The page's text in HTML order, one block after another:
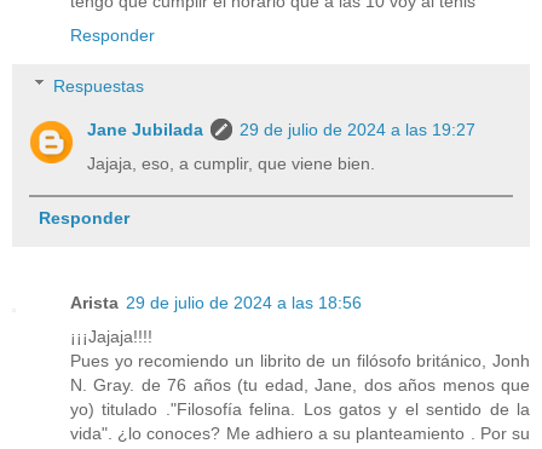
Responder
Respuestas
Jane Jubilada
29 de julio de 2024 a las 19:27
Jajaja, eso, a cumplir, que viene bien.
Responder
Arista 29 de julio de 2024 a las 18:56
¡¡¡Jajaja!!!!
Pues yo recomiendo un librito de un filósofo británico, Jonh
N. Gray. de 76 años (tu edad, Jane, dos años menos que
yo) titulado ."Filosofía felina. Los gatos y el sentido de la
vida". ¿lo conoces? Me adhiero a su planteamiento . Por su